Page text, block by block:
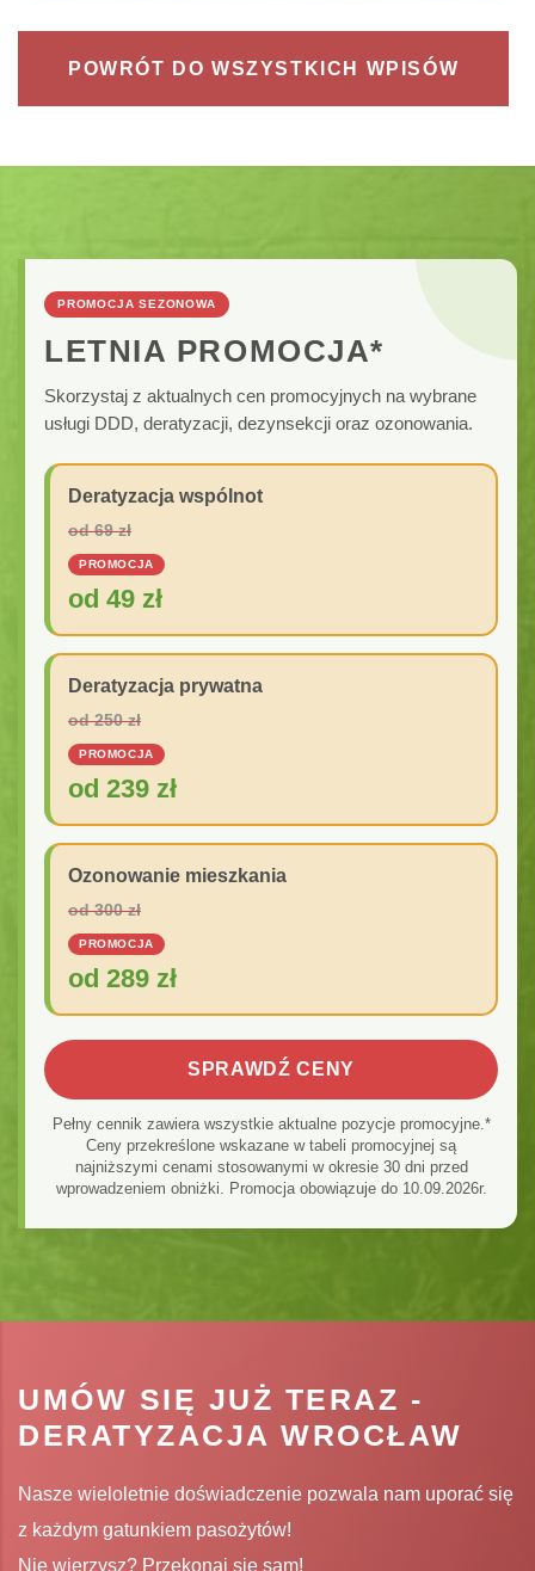
POWRÓT DO WSZYSTKICH WPISÓW
PROMOCJA SEZONOWA
LETNIA PROMOCJA*
Skorzystaj z aktualnych cen promocyjnych na wybrane
usługi DDD, deratyzacji, dezynsekcji oraz ozonowania.
Deratyzacja wspólnot
od 69 zł
PROMOCJA
od 49 zł
Deratyzacja prywatna
od 250 zł
PROMOCJA
od 239 zł
Ozonowanie mieszkania
od 300 zł
PROMOCJA
od 289 zł
SPRAWDŹ CENY
Pełny cennik zawiera wszystkie aktualne pozycje promocyjne.*
Ceny przekreślone wskazane w tabeli promocyjnej są
najniższymi cenami stosowanymi w okresie 30 dni przed
wprowadzeniem obniżki. Promocja obowiązuje do 10.09.2026r.
UMÓW SIĘ JUŻ TERAZ -
DERATYZACJA WROCŁAW
Nasze wieloletnie doświadczenie pozwala nam uporać się
z każdym gatunkiem pasożytów!
Nie wierzysz? Przekonaj się sam!